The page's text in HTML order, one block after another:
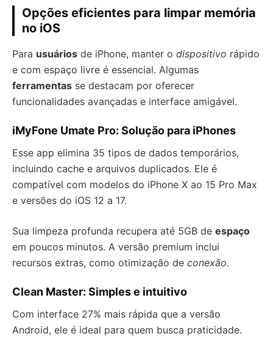
Opções eficientes para limpar memória
no iOS
Para usuários de iPhone, manter o dispositivo rápido
e com espaço livre é essencial. Algumas
ferramentas se destacam por oferecer
funcionalidades avançadas e interface amigável.
iMyFone Umate Pro: Solução para iPhones
Esse app elimina 35 tipos de dados temporários,
incluindo cache e arquivos duplicados. Ele é
compatível com modelos do iPhone X ao 15 Pro Max
e versões do iOS 12 a 17.
Sua limpeza profunda recupera até 5GB de espaço
em poucos minutos. A versão premium inclui
recursos extras, como otimização de conexão.
Clean Master: Simples e intuitivo
Com interface 27% mais rápida que a versão
Android, ele é ideal para quem busca praticidade.